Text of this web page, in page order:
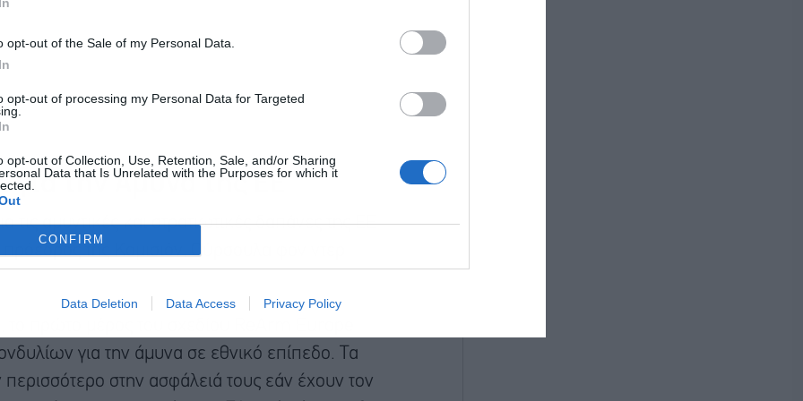
opt-out of the Sale of my Personal Data.
opt-out of processing my Personal Data for Targeted
opt-out of Collection, Use, Retention, Sale, and/or Sharing
Data that Is Unrelated with the Purposes for which it
CONFIRM
Data Deletion Data Access Privacy Policy
την Άμυνα της ΕΕ
τις αμυντικές και στρατιωτικές δαπάνες της ΕΕ
της Κομισιόν, Ούρσουλα φον ντερ
πρώτο μέρος του σχεδίου ReArm Europe
για την άμυνα σε εθνικό επίπεδο. Τα
στην ασφάλειά τους εάν έχουν τον